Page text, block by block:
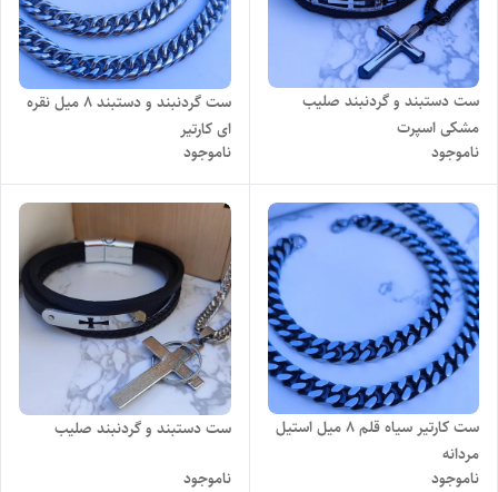
ست دستبند و گردنبند صلیب
مشکی اسپرت
ناموجود
ست گردنبند و دستبند ۸ میل نقره
ای کارتیر
ناموجود
ست کارتیر سیاه قلم ۸ میل استیل
مردانه
ناموجود
ست دستبند و گردنبند صلیب
ناموجود